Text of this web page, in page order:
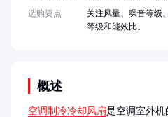
概述
空调制冷冷却风扇是空调室外
选购要点
关注风量、噪音等级
等级和能效比。